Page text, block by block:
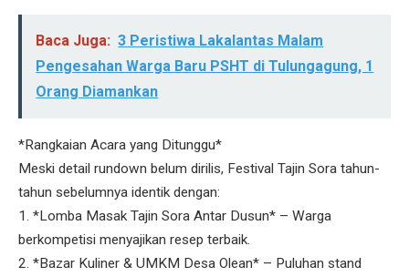
Baca Juga: 3 Peristiwa Lakalantas Malam
Pengesahan Warga Baru PSHT di Tulungagung, 1
Orang Diamankan
*Rangkaian Acara yang Ditunggu*
Meski detail rundown belum dirilis, Festival Tajin Sora tahun-
tahun sebelumnya identik dengan:
1. *Lomba Masak Tajin Sora Antar Dusun* – Warga
berkompetisi menyajikan resep terbaik.
2. *Bazar Kuliner & UMKM Desa Olean* – Puluhan stand